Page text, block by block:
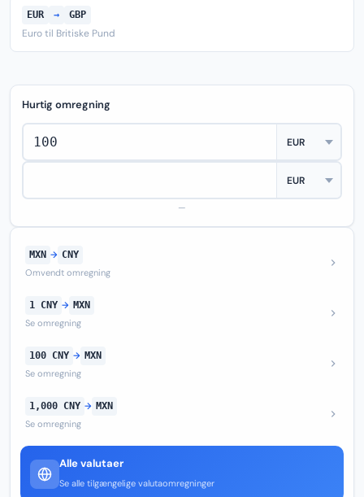
EUR → GBP
Euro til Britiske Pund
Hurtig omregning
—
MXN → CNY
Omvendt omregning
1 CNY → MXN
Se omregning
100 CNY → MXN
Se omregning
1,000 CNY → MXN
Se omregning
Alle valutaer
Se alle tilgængelige valutaomregninger